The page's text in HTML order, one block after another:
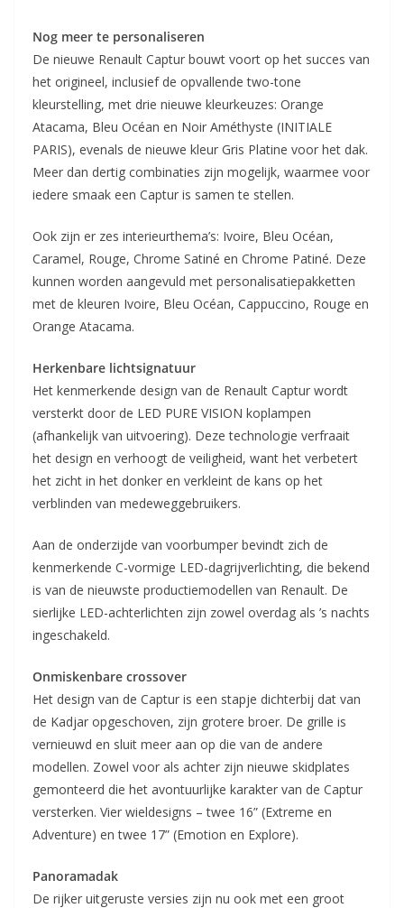
Nog meer te personaliseren
De nieuwe Renault Captur bouwt voort op het succes van
het origineel, inclusief de opvallende two-tone
kleurstelling, met drie nieuwe kleurkeuzes: Orange
Atacama, Bleu Océan en Noir Améthyste (INITIALE
PARIS), evenals de nieuwe kleur Gris Platine voor het dak.
Meer dan dertig combinaties zijn mogelijk, waarmee voor
iedere smaak een Captur is samen te stellen.
Ook zijn er zes interieurthema’s: Ivoire, Bleu Océan,
Caramel, Rouge, Chrome Satiné en Chrome Patiné. Deze
kunnen worden aangevuld met personalisatiepakketten
met de kleuren Ivoire, Bleu Océan, Cappuccino, Rouge en
Orange Atacama.
Herkenbare lichtsignatuur
Het kenmerkende design van de Renault Captur wordt
versterkt door de LED PURE VISION koplampen
(afhankelijk van uitvoering). Deze technologie verfraait
het design en verhoogt de veiligheid, want het verbetert
het zicht in het donker en verkleint de kans op het
verblinden van medeweggebruikers.
Aan de onderzijde van voorbumper bevindt zich de
kenmerkende C-vormige LED-dagrijverlichting, die bekend
is van de nieuwste productiemodellen van Renault. De
sierlijke LED-achterlichten zijn zowel overdag als ’s nachts
ingeschakeld.
Onmiskenbare crossover
Het design van de Captur is een stapje dichterbij dat van
de Kadjar opgeschoven, zijn grotere broer. De grille is
vernieuwd en sluit meer aan op die van de andere
modellen. Zowel voor als achter zijn nieuwe skidplates
gemonteerd die het avontuurlijke karakter van de Captur
versterken. Vier wieldesigns – twee 16” (Extreme en
Adventure) en twee 17” (Emotion en Explore).
Panoramadak
De rijker uitgeruste versies zijn nu ook met een groot